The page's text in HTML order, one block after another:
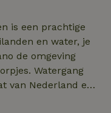
loungebank en
is er een
is 1GB. Verwacht
en geniet van deze
mee dat er 2
dagelijks worden
maar
is een prachtige
en water, je
de omgeving
Watergang
van Nederland een
van de mooiste